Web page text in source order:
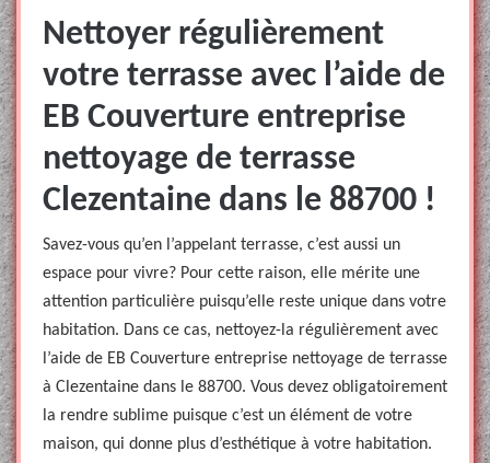
Nettoyer régulièrement
votre terrasse avec l’aide de
EB Couverture entreprise
nettoyage de terrasse
Clezentaine dans le 88700 !
Savez-vous qu’en l’appelant terrasse, c’est aussi un
espace pour vivre? Pour cette raison, elle mérite une
attention particulière puisqu’elle reste unique dans votre
habitation. Dans ce cas, nettoyez-la régulièrement avec
l’aide de EB Couverture entreprise nettoyage de terrasse
à Clezentaine dans le 88700. Vous devez obligatoirement
la rendre sublime puisque c’est un élément de votre
maison, qui donne plus d’esthétique à votre habitation.